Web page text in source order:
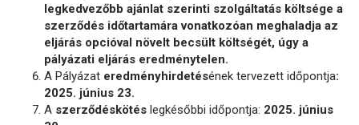
legkedvezőbb ajánlat szerinti szolgáltatás költsége a
szerződés időtartamára vonatkozóan meghaladja az
eljárás opcióval növelt becsült költségét, úgy a
pályázati eljárás eredménytelen.
A Pályázat eredményhirdetésének tervezett időpontja:
2025. június 23.
A szerződéskötés legkésőbbi időpontja: 2025. június